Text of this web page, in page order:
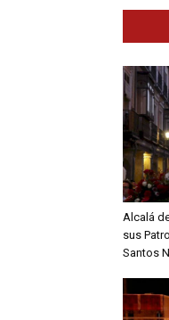
Alcalá
sus
Santos